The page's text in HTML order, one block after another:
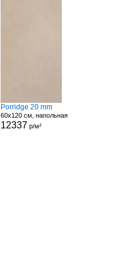
Porridge 20 mm
60x120 см, напольная
12337 р/м²